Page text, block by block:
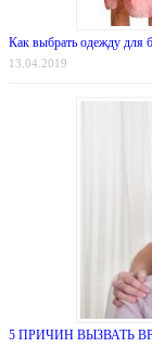
Как выбрать одежду для
13.04.2019
5 ПРИЧИН ВЫЗВАТЬ